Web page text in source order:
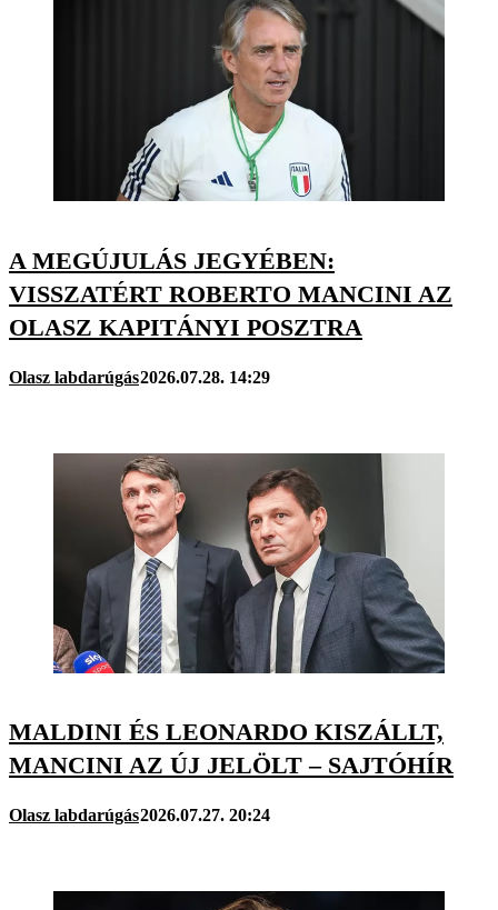
A MEGÚJULÁS JEGYÉBEN:
VISSZATÉRT ROBERTO MANCINI AZ
OLASZ KAPITÁNYI POSZTRA
Olasz labdarúgás2026.07.28. 14:29
MALDINI ÉS LEONARDO KISZÁLLT,
MANCINI AZ ÚJ JELÖLT – SAJTÓHÍR
Olasz labdarúgás2026.07.27. 20:24